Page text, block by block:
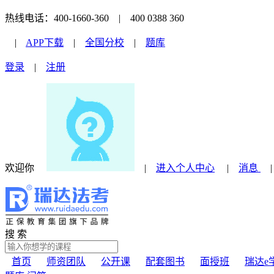
热线电话：400-1660-360 | 400 0388 360
| APP下载 | 全国分校 | 题库
登录 | 注册
欢迎你 | 进入个人中心 | 消息
搜 索
首页 师资团队 公开课 配套图书 面授班 瑞达e